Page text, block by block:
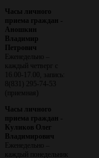
Часы личного
приема граждан -
Аношкин
Владимир
Петрович
Еженедельно –
каждый четверг с
16.00-17.00, запись:
8(831) 295-74-53
(приемная)
Часы личного
приема граждан -
Куликов Олег
Владимирович
Еженедельно –
каждый понедельник